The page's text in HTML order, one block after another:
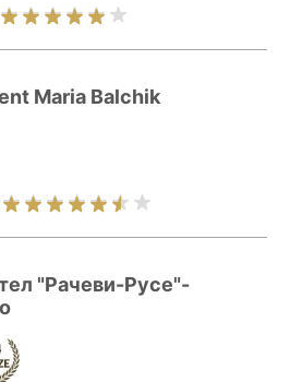
Maria Balchik
"Рачеви-Русe"-